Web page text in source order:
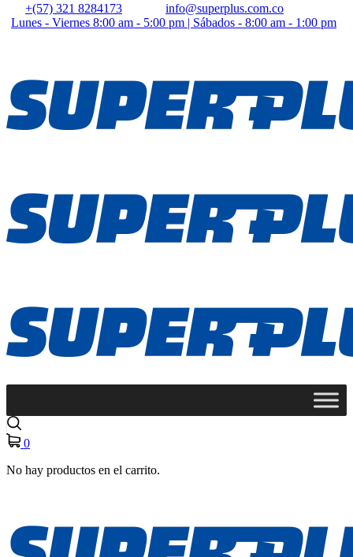
+(57) 321 8284173
info@superplus.com.co
Lunes - Viernes 8:00 am - 5:00 pm | Sábados - 8:00 am - 1:00 pm
0
No hay productos en el carrito.